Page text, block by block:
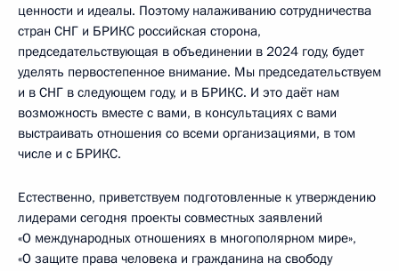
ценности и идеалы. Поэтому налаживанию сотрудничества
стран СНГ и БРИКС российская сторона,
председательствующая в объединении в 2024 году, будет
уделять первостепенное внимание. Мы председательствуем
и в СНГ в следующем году, и в БРИКС. И это даёт нам
возможность вместе с вами, в консультациях с вами
выстраивать отношения со всеми организациями, в том
числе и с БРИКС.
Естественно, приветствуем подготовленные к утверждению
лидерами сегодня проекты совместных заявлений
«О международных отношениях в многополярном мире»,
«О защите права человека и гражданина на свободу